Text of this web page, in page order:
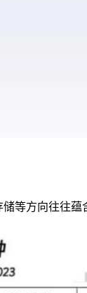
方向往往